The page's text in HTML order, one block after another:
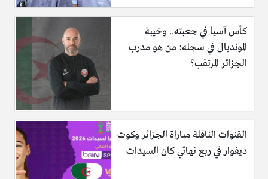
كأس آسيا في جعبته.. وخيبة
المونديال في سجله: من هو مدرب
الجزائر المرتقب؟
القنوات الناقلة مباراة الجزائر وكوت
ديفوار في ربع نهائي كان السيدات